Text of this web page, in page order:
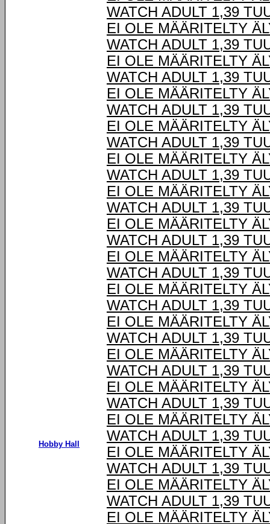
Hobby Hall
WATCH ADULT 1,39
EI OLE MÄÄRITELTY
WATCH ADULT 1,39
EI OLE MÄÄRITELTY
WATCH ADULT 1,39
EI OLE MÄÄRITELTY
WATCH ADULT 1,39
EI OLE MÄÄRITELTY
WATCH ADULT 1,39
EI OLE MÄÄRITELTY
WATCH ADULT 1,39
EI OLE MÄÄRITELTY
WATCH ADULT 1,39
EI OLE MÄÄRITELTY
WATCH ADULT 1,39
EI OLE MÄÄRITELTY
WATCH ADULT 1,39
EI OLE MÄÄRITELTY
WATCH ADULT 1,39
EI OLE MÄÄRITELTY
WATCH ADULT 1,39
EI OLE MÄÄRITELTY
WATCH ADULT 1,39
EI OLE MÄÄRITELTY
WATCH ADULT 1,39
EI OLE MÄÄRITELTY
WATCH ADULT 1,39
EI OLE MÄÄRITELTY
WATCH ADULT 1,39
EI OLE MÄÄRITELTY
WATCH ADULT 1,39
EI OLE MÄÄRITELTY